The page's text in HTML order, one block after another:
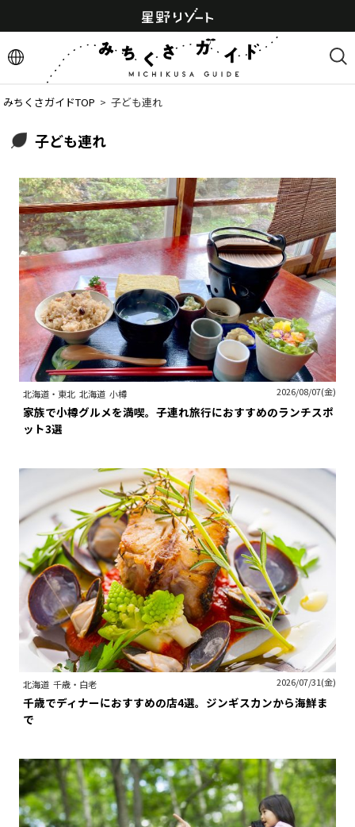
みちくさガイドTOP > 子ども連れ
子ども連れ
北海道・東北 北海道 小樽 2026/08/07(金)
家族で小樽グルメを満喫。子連れ旅行におすすめのランチスポ
ット3選
北海道 千歳・白老 2026/07/31(金)
千歳でディナーにおすすめの店4選。ジンギスカンから海鮮ま
で